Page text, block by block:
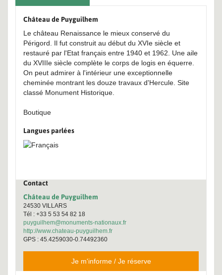
Château de Puyguilhem
Le château Renaissance le mieux conservé du
Périgord. Il fut construit au début du XVIe siècle et
restauré par l'Etat français entre 1940 et 1962. Une aile
du XVIIIe siècle complète le corps de logis en équerre.
On peut admirer à l'intérieur une exceptionnelle
cheminée montrant les douze travaux d'Hercule. Site
classé Monument Historique.
Boutique
Langues parlées
Contact
Château de Puyguilhem
24530 VILLARS
Tél : +33 5 53 54 82 18
puyguilhem@monuments-nationaux.fr
http://www.chateau-puyguilhem.fr
GPS : 45.4259030-0.74492360
Je m'informe / Je réserve